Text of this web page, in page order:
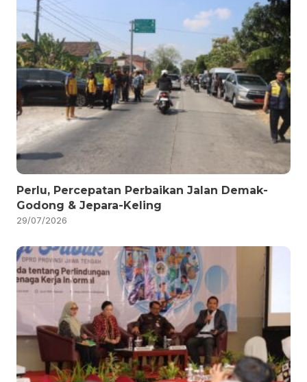
Perlu, Percepatan Perbaikan Jalan Demak-
Godong & Jepara-Keling
29/07/2026